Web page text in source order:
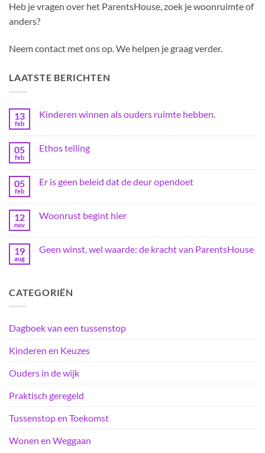
Heb je vragen over het ParentsHouse, zoek je woonruimte of
anders?
Neem contact met ons op. We helpen je graag verder.
LAATSTE BERICHTEN
13
feb
Kinderen winnen als ouders ruimte hebben.
Kinderen
ruimte
hebben.
05
feb
Ethos telling
Ethos
05
feb
Er is geen beleid dat de deur opendoet
Er
dat
de
12
nov
Woonrust begint hier
Woonrust
19
aug
Geen winst, wel waarde: de kracht van ParentsHouse
winst,
van
CATEGORIËN
Dagboek van een tussenstop
Kinderen en Keuzes
Ouders in de wijk
Praktisch geregeld
Tussenstop en Toekomst
Wonen en Weggaan